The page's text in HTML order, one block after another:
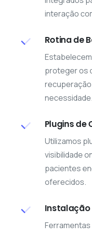
interação
Rotina de
proteger os
recuperação
necessidade.
Plugins de
Utilizamos
visibilidade
pacientes
oferecidos.
Instalação